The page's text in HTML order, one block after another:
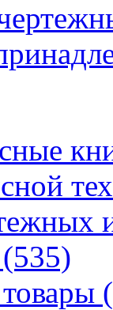
(535)